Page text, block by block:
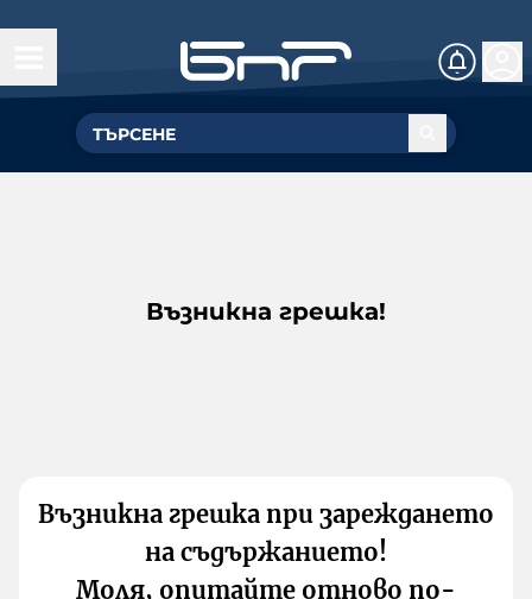
Възникна грешка!
Възникна грешка при зареждането
на съдържанието!
Моля, опитайте отново по-